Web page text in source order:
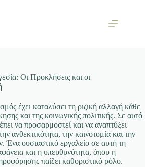
Οι Προκλήσεις και οι
έχει καταλύσει τη ριζική αλλαγή κάθε
και της κοινωνικής πολιτικής. Σε αυτό
να προσαρμοστεί και να αναπτύξει
ανθεκτικότητα, την καινοτομία και την
Ένα ουσιαστικό εργαλείο σε αυτή τη
και η υπευθυνότητα, όπου η
παίζει καθοριστικό ρόλο.